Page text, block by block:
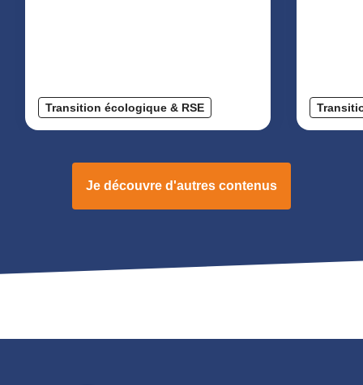
Transition écologique & RSE
Je découvre d'autres contenus